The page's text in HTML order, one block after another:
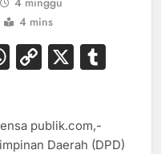
4 mins
WhatsApp
Copy
X
publik.com,-
Daerah (DPD)